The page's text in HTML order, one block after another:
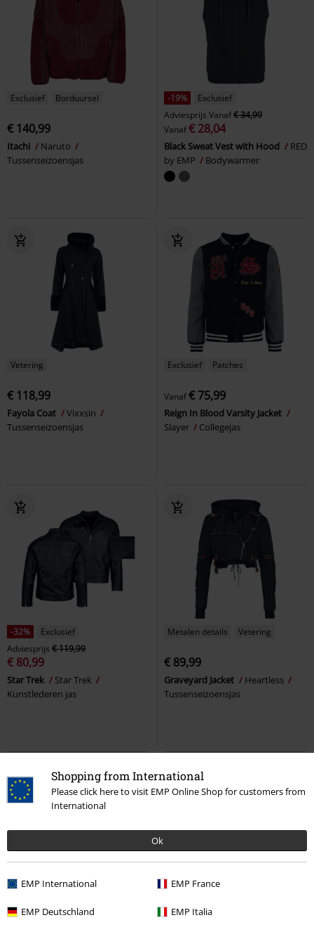
Shopping from International
Please click here to visit EMP Online Shop for customers from
International
Ok
EMP International EMP France
EMP Deutschland EMP Italia
Exclusief Borduursel
€ 140,99
Itachi
Naruto
Tussenseizoensjas
-19%
Exclusief
Adviesprijs Vanaf€ 34,99
Vanaf€ 28,04
Black Sweat Vest with Hood
RED
by EMP
Bodywarmer
Vetering
€ 118,99
Fayola Coat
Vixxsin
Tussenseizoensjas
Exclusief Patches
Vanaf€ 75,99
Reign In Blood Varsity Jacket
Slayer
Collegejas
-32%
Exclusief
Adviesprijs € 119,99
€ 80,99
Star Trek
Star Trek
Kunstlederen jas
Metalen details Vetering
€ 89,99
Graveyard Jacket
Heartless
Tussenseizoensjas
AdviesprijsVanaf€ 145,99
AdviesprijsVanaf